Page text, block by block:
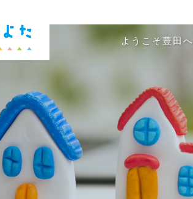
ようこそ豊田へ